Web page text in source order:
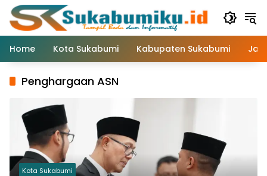
Langsung
konten
Home
Kota Sukabumi Kabupaten Sukabumi
Penghargaan ASN
Kota Sukabumi